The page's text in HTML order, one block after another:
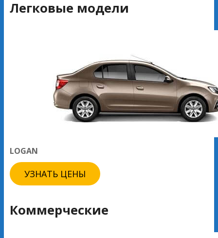
Легковые модели
LOGAN
УЗНАТЬ ЦЕНЫ
Коммерческие